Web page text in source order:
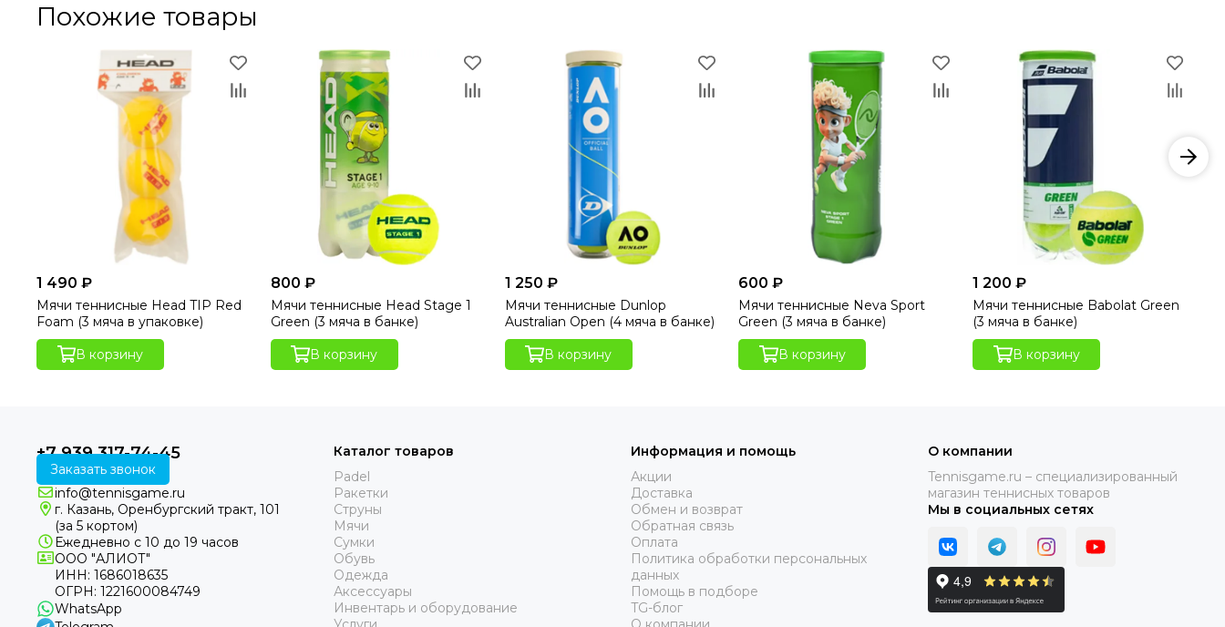
Похожие товары
1 490 ₽
Мячи теннисные Head TIP Red
Foam (3 мяча в упаковке)
В корзину
800 ₽
Мячи теннисные Head Stage 1
Green (3 мяча в банке)
В корзину
1 250 ₽
Мячи теннисные Dunlop
Australian Open (4 мяча в банке)
В корзину
600 ₽
Мячи теннисные Neva Sport
Green (3 мяча в банке)
В корзину
1 200 ₽
Мячи теннисные Babolat Green
(3 мяча в банке)
В корзину
+7 939 317-74-45
Заказать звонок
info@tennisgame.ru
г. Казань, Оренбургский тракт, 101
(за 5 кортом)
Ежедневно с 10 до 19 часов
ООО "АЛИОТ"
ИНН: 1686018635
ОГРН: 1221600084749
WhatsApp
Каталог товаров
Padel
Ракетки
Струны
Мячи
Сумки
Обувь
Одежда
Аксессуары
Инвентарь и оборудование
Информация и помощь
Акции
Доставка
Обмен и возврат
Обратная связь
Оплата
Политика обработки персональных
данных
Помощь в подборе
TG-блог
О компании
Tennisgame.ru – специализированный
магазин теннисных товаров
Мы в социальных сетях